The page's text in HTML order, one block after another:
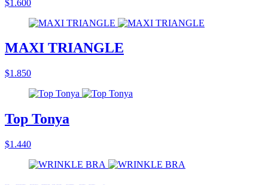
$1.600
MAXI TRIANGLE
$1.850
Top Tonya
$1.440